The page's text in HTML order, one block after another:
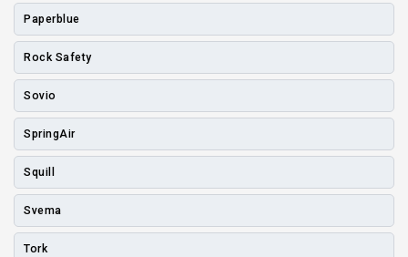
Paperblue
Rock Safety
Sovio
SpringAir
Squill
Svema
Tork